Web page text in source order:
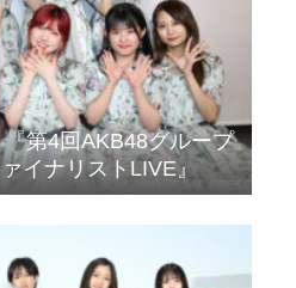
第4回AKB48グループ
イナリストLIVE』